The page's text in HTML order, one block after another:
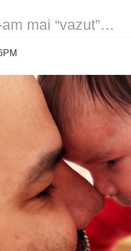
mai “vazut”…